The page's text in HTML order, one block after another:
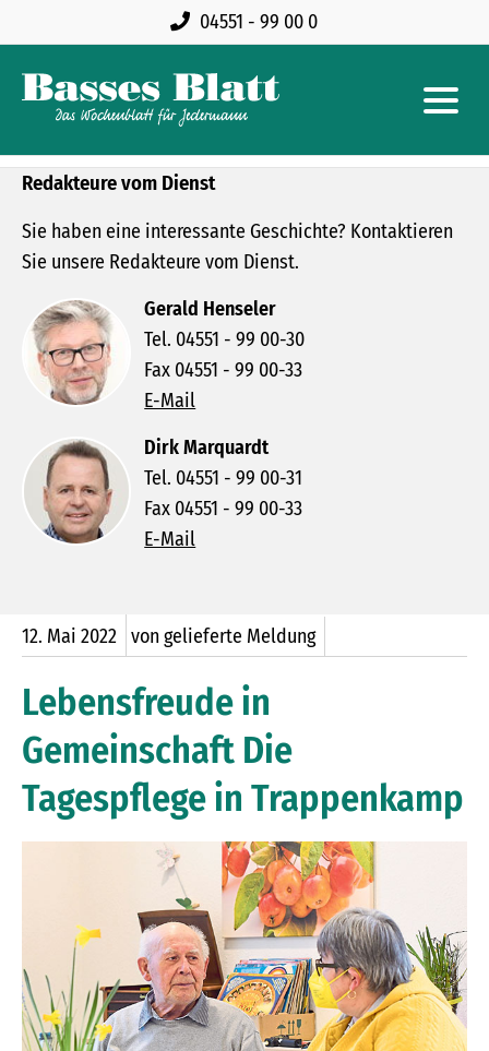
04551 - 99 00 0
Redakteure vom Dienst
Sie haben eine interessante Geschichte? Kontaktieren
Sie unsere Redakteure vom Dienst.
Gerald Henseler
Tel. 04551 - 99 00-30
Fax 04551 - 99 00-33
E-Mail
Dirk Marquardt
Tel. 04551 - 99 00-31
Fax 04551 - 99 00-33
E-Mail
12. Mai 2022 von gelieferte Meldung
Lebensfreude in
Gemeinschaft Die
Tagespflege in Trappenkamp